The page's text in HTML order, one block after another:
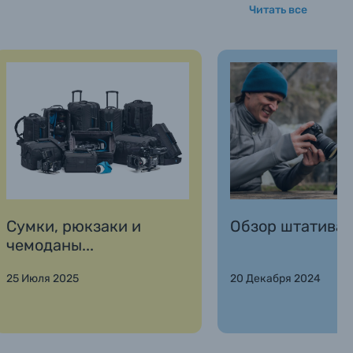
Читать все
Сумки, рюкзаки и
чемоданы...
25 Июля 2025
Обзор штатива
20 Декабря 2024